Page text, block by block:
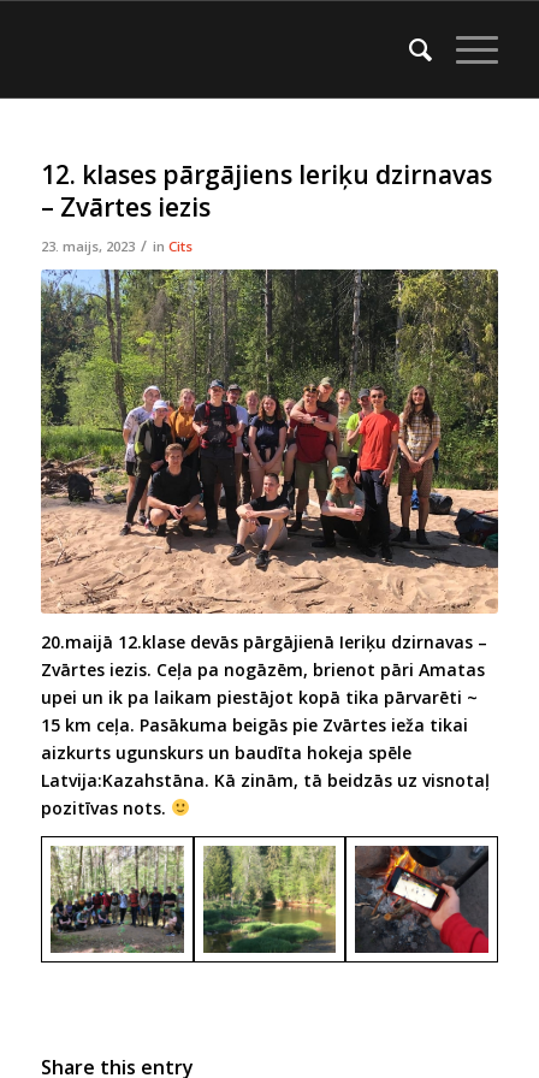
12. klases pārgājiens Ieriķu dzirnavas
– Zvārtes iezis
23. maijs, 2023 / in Cits
20.maijā 12.klase devās pārgājienā Ieriķu dzirnavas –
Zvārtes iezis. Ceļa pa nogāzēm, brienot pāri Amatas
upei un ik pa laikam piestājot kopā tika pārvarēti ~
15 km ceļa. Pasākuma beigās pie Zvārtes ieža tikai
aizkurts ugunskurs un baudīta hokeja spēle
Latvija:Kazahstāna. Kā zinām, tā beidzās uz visnotaļ
pozitīvas nots.
Share this entry